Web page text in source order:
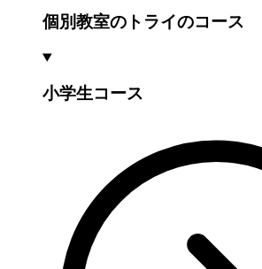
個別教室のトライのコース
小学生コース